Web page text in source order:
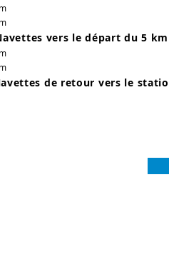
vers le départ du 5 km
de retour vers le